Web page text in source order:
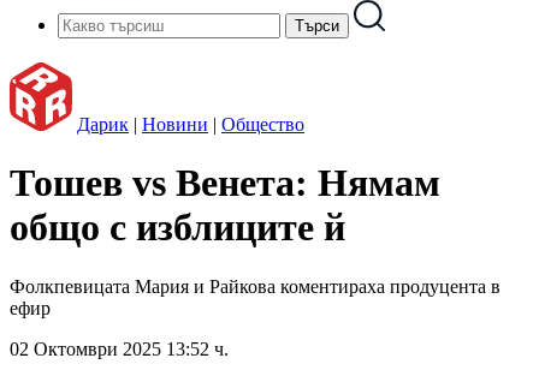
Дарик | Новини | Общество
Тошев vs Венета: Нямам
общо с изблиците й
Фолкпевицата Мария и Райкова коментираха продуцента в
ефир
02 Октомври 2025 13:52 ч.